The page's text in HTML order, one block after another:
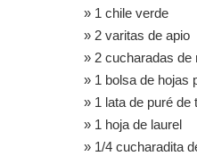
» 1 chile verde
» 2 varitas de apio
» 2 cucharadas de
» 1 bolsa de hojas
» 1 lata de puré de
» 1 hoja de laurel
» 1/4 cucharadita